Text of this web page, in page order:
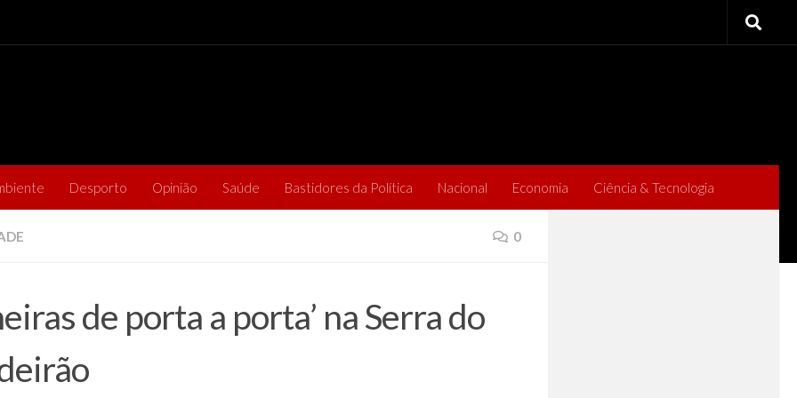
Desporto Opinião Saúde Bastidores da Política Nacional Economia Ciência & Tecnologia
0
de porta a porta’ na Serra do